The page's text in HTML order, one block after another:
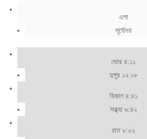
এশা
সূর্যোদয়
ভোর ৪:১১
দুপুর ১২:০৮
বিকাল ৪:৪১
সন্ধ্যা ৬:৪২
রাত ৮:০২